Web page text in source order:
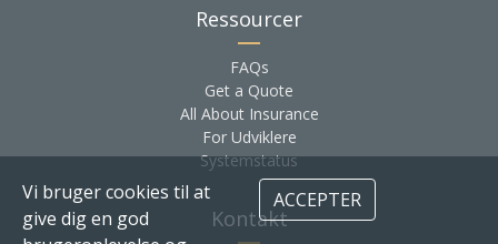
Ressourcer
FAQs
Get a Quote
All About Insurance
For Udviklere
Systemstatus
Kontakt
Vi bruger cookies til at
give dig en god
ACCEPTER